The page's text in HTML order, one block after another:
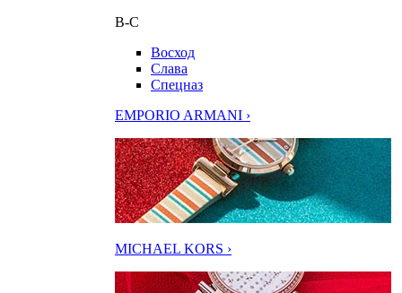
В-С
Восход
Слава
Спецназ
EMPORIO ARMANI ›
MICHAEL KORS ›